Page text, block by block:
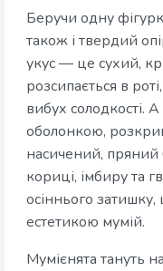
Беручи одну
також і твердий
укус — це сухий,
розсипається в
вибух солодкості.
оболонкою,
насичений, пряний
кориці, імбиру та
осіннього
естетикою мумій.
Мумієнята тануть